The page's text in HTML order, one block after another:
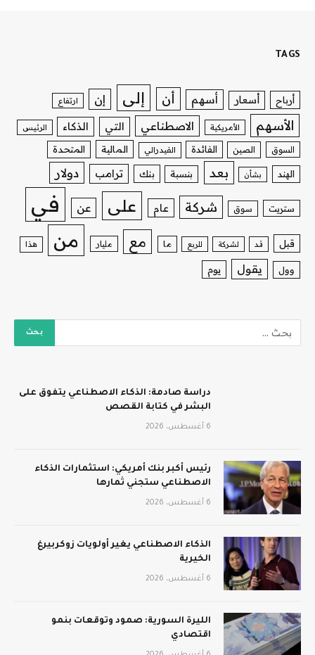
TAGS
أرباح أسعار أسهم أن إلى إن ارتفاع
الأسهم الأمريكية الاصطناعي التي الذكاء الرئيس
السوق الصين الفائدة الفيدرالي المالية المتحدة
الهند بشأن بعد بنسبة بنك ترامب دولار
ستريت سوق شركة عام على عن في
قبل قد لشركة للربع ما مع مليار من هذا
وول يقول يوم
دراسة صادمة: الذكاء الاصطناعي يتفوق على
البشر في كتابة القصص
6 أغسطس، 2026
رئيس أكبر بنك أمريكي: استثمارات الذكاء
الاصطناعي ستجني ثمارها
6 أغسطس، 2026
الذكاء الاصطناعي يغير أولويات زوكربيرغ
الخيرية
6 أغسطس، 2026
الليرة السورية: صمود وتوقعات بنمو
اقتصادي